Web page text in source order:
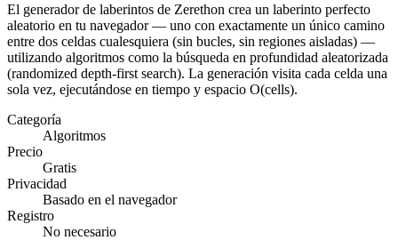
El generador de laberintos de Zerethon crea un laberinto perfecto
aleatorio en tu navegador — uno con exactamente un único camino
entre dos celdas cualesquiera (sin bucles, sin regiones aisladas) —
utilizando algoritmos como la búsqueda en profundidad aleatorizada
(randomized depth-first search). La generación visita cada celda una
sola vez, ejecutándose en tiempo y espacio O(cells).
Categoría
Algoritmos
Precio
Gratis
Privacidad
Basado en el navegador
Registro
No necesario